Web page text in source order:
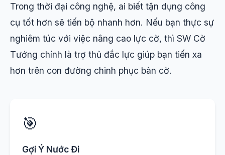
Trong thời đại công nghệ, ai biết tận dụng công
cụ tốt hơn sẽ tiến bộ nhanh hơn. Nếu bạn thực sự
nghiêm túc với việc nâng cao lực cờ, thì SW Cờ
Tướng chính là trợ thủ đắc lực giúp bạn tiến xa
hơn trên con đường chinh phục bàn cờ.
🎯
Gợi Ý Nước Đi